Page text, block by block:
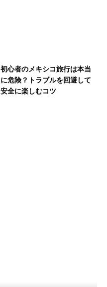
初心者のメキシコ旅行は本当
に危険？トラブルを回避して
安全に楽しむコツ